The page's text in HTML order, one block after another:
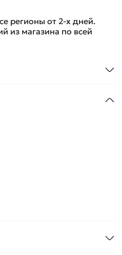
регионы от 2-х дней.
из магазина по всей